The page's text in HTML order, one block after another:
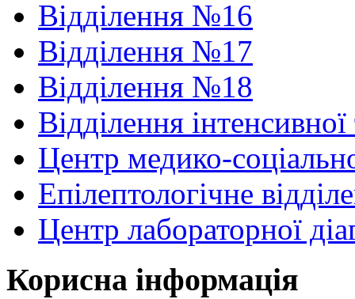
Відділення №16
Відділення №17
Відділення №18
Відділення інтенсивної
Центр медико-
Епілептологічне
Центр лабораторної
Корисна інформація